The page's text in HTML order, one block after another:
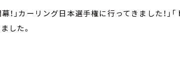
！」カーリング日本選手権に行ってきました！」
した。